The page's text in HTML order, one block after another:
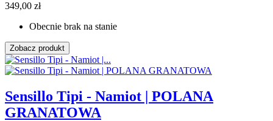
349,00 zł
Obecnie brak na stanie
Zobacz produkt
Sensillo Tipi - Namiot | POLANA
GRANATOWA